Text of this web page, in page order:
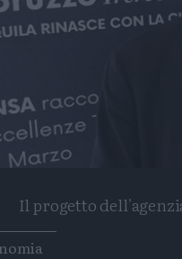
Il progetto